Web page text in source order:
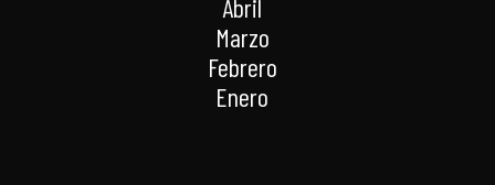
Abril
Marzo
Febrero
Enero